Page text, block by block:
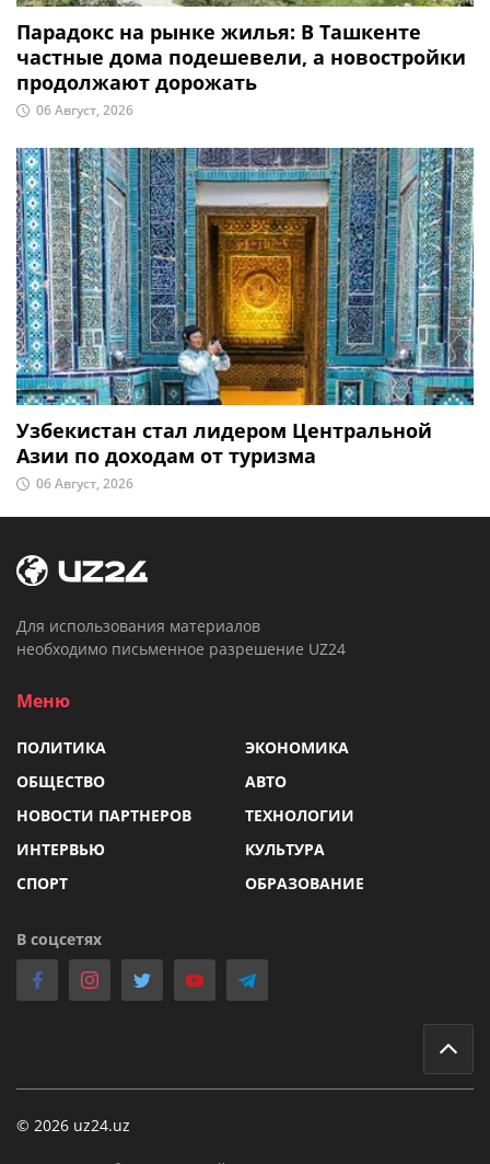
Парадокс на рынке жилья: В Ташкенте
частные дома подешевели, а новостройки
продолжают дорожать
06 Август, 2026
Узбекистан стал лидером Центральной
Азии по доходам от туризма
06 Август, 2026
Для использования материалов
необходимо письменное разрешение UZ24
Меню
ПОЛИТИКА
ЭКОНОМИКА
ОБЩЕСТВО
АВТО
НОВОСТИ ПАРТНЕРОВ
ТЕХНОЛОГИИ
ИНТЕРВЬЮ
КУЛЬТУРА
СПОРТ
ОБРАЗОВАНИЕ
В соцсетях
© 2026 uz24.uz